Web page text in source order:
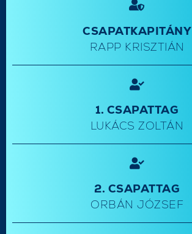
CSAPATKAPITÁNY
RAPP KRISZTIÁN
1. CSAPATTAG
LUKÁCS ZOLTÁN
2. CSAPATTAG
ORBÁN JÓZSEF